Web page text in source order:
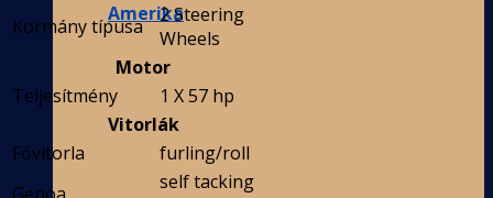
Amerika
Kormány típusa
2 Steering
Wheels
Motor
Teljesítmény
1 X 57 hp
Vitorlák
Fővitorla
furling/roll
self tacking